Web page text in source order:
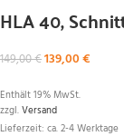
HLA 40,
149,00€139,00€
Enthält 19% MwSt.
zzgl.Versand
Lieferzeit: ca. 2-4 Werktage